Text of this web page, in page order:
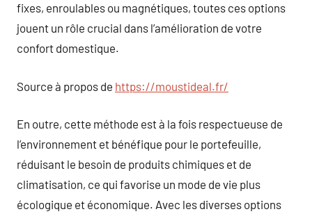
fixes, enroulables ou magnétiques, toutes ces options
jouent un rôle crucial dans l’amélioration de votre
confort domestique.
Source à propos de https://moustideal.fr/
En outre, cette méthode est à la fois respectueuse de
l’environnement et bénéfique pour le portefeuille,
réduisant le besoin de produits chimiques et de
climatisation, ce qui favorise un mode de vie plus
écologique et économique. Avec les diverses options